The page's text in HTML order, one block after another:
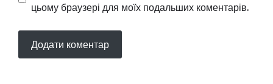
цьому браузері для моїх подальших коментарів.